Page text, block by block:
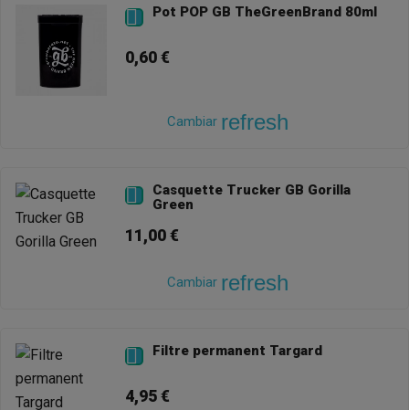
 Pot POP GB TheGreenBrand 80ml
0,60 €
Cambiar refresh

Casquette Trucker GB Gorilla
Green
11,00 €
Cambiar refresh
 Filtre permanent Targard
4,95 €